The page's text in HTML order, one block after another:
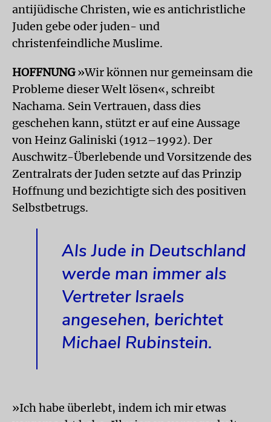
antijüdische Christen, wie es antichristliche
Juden gebe oder juden- und
christenfeindliche Muslime.
HOFFNUNG»Wir können nur gemeinsam die
Probleme dieser Welt lösen«, schreibt
Nachama. Sein Vertrauen, dass dies
geschehen kann, stützt er auf eine Aussage
von Heinz Galiniski (1912–1992). Der
Auschwitz-Überlebende und Vorsitzende des
Zentralrats der Juden setzte auf das Prinzip
Hoffnung und bezichtigte sich des positiven
Selbstbetrugs.
Als Jude in Deutschland
werde man immer als
Vertreter Israels
angesehen, berichtet
Michael Rubinstein.
»Ich habe überlebt, indem ich mir etwas